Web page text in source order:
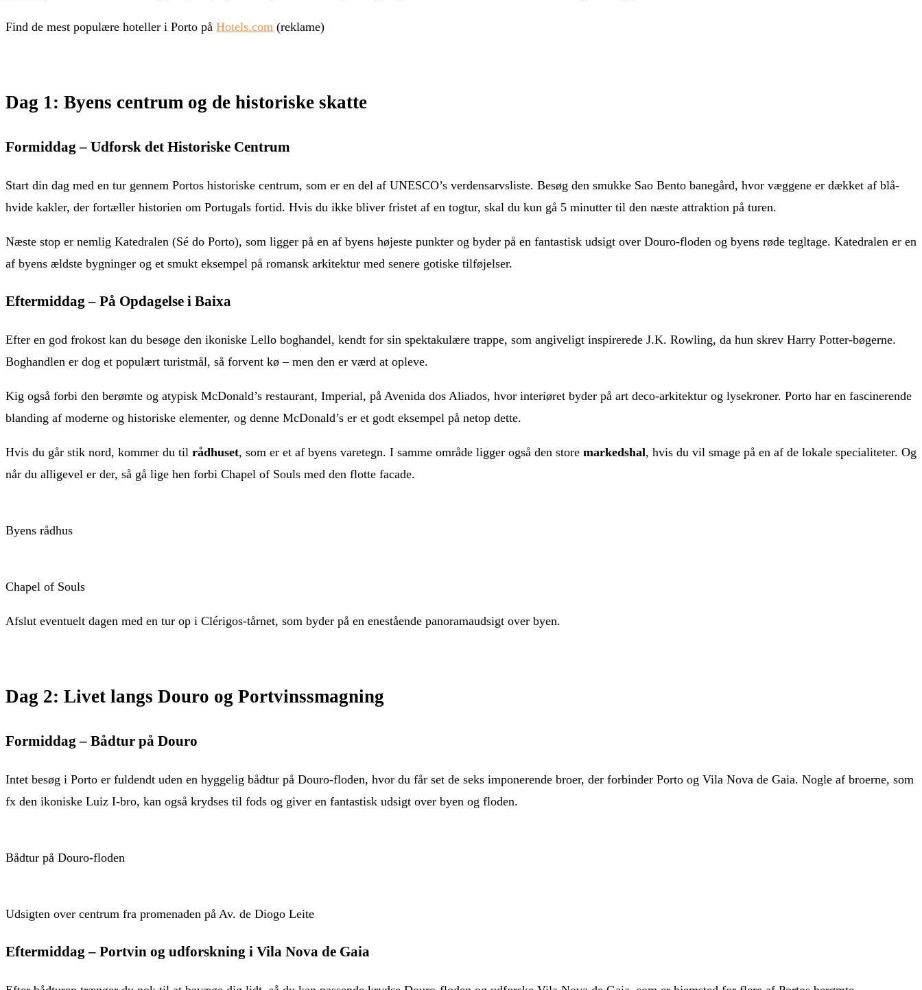
Find de mest populære hoteller i Porto på Hotels.com (reklame)
Dag 1: Byens centrum og de historiske skatte
Formiddag – Udforsk det Historiske Centrum
Start din dag med en tur gennem Portos historiske centrum, som er en del af UNESCO’s verdensarvsliste. Besøg den smukke Sao Bento banegård, hvor væggene er dækket af blå-
hvide kakler, der fortæller historien om Portugals fortid. Hvis du ikke bliver fristet af en togtur, skal du kun gå 5 minutter til den næste attraktion på turen.
Næste stop er nemlig Katedralen (Sé do Porto), som ligger på en af byens højeste punkter og byder på en fantastisk udsigt over Douro-floden og byens røde tegltage. Katedralen er en
af byens ældste bygninger og et smukt eksempel på romansk arkitektur med senere gotiske tilføjelser.
Eftermiddag – På Opdagelse i Baixa
Efter en god frokost kan du besøge den ikoniske Lello boghandel, kendt for sin spektakulære trappe, som angiveligt inspirerede J.K. Rowling, da hun skrev Harry Potter-bøgerne.
Boghandlen er dog et populært turistmål, så forvent kø – men den er værd at opleve.
Kig også forbi den berømte og atypisk McDonald’s restaurant, Imperial, på Avenida dos Aliados, hvor interiøret byder på art deco-arkitektur og lysekroner. Porto har en fascinerende
blanding af moderne og historiske elementer, og denne McDonald’s er et godt eksempel på netop dette.
Hvis du går stik nord, kommer du til rådhuset, som er et af byens varetegn. I samme område ligger også den store markedshal, hvis du vil smage på en af de lokale specialiteter. Og
når du alligevel er der, så gå lige hen forbi Chapel of Souls med den flotte facade.
Byens rådhus
Chapel of Souls
Afslut eventuelt dagen med en tur op i Clérigos-tårnet, som byder på en enestående panoramaudsigt over byen.
Dag 2: Livet langs Douro og Portvinssmagning
Formiddag – Bådtur på Douro
Intet besøg i Porto er fuldendt uden en hyggelig bådtur på Douro-floden, hvor du får set de seks imponerende broer, der forbinder Porto og Vila Nova de Gaia. Nogle af broerne, som
fx den ikoniske Luiz I-bro, kan også krydses til fods og giver en fantastisk udsigt over byen og floden.
Bådtur på Douro-floden
Udsigten over centrum fra promenaden på Av. de Diogo Leite
Eftermiddag – Portvin og udforskning i Vila Nova de Gaia